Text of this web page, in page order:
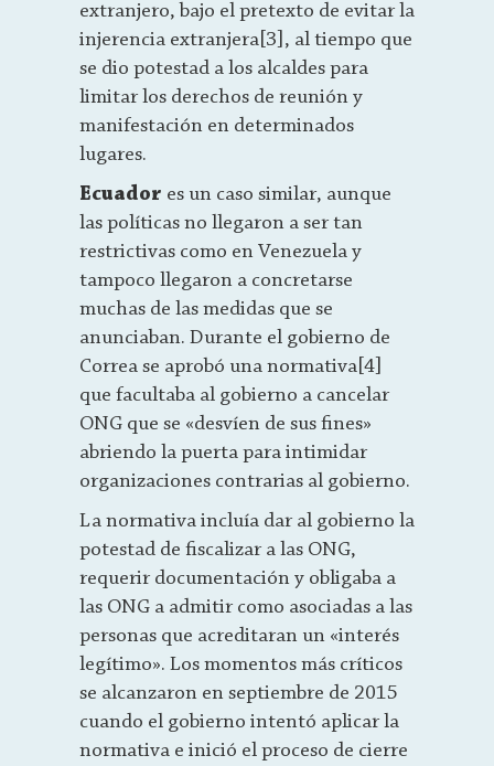
extranjero, bajo el pretexto de evitar la
injerencia extranjera[3], al tiempo que
se dio potestad a los alcaldes para
limitar los derechos de reunión y
manifestación en determinados
lugares.
Ecuador es un caso similar, aunque
las políticas no llegaron a ser tan
restrictivas como en Venezuela y
tampoco llegaron a concretarse
muchas de las medidas que se
anunciaban. Durante el gobierno de
Correa se aprobó una normativa[4]
que facultaba al gobierno a cancelar
ONG que se «desvíen de sus fines»
abriendo la puerta para intimidar
organizaciones contrarias al gobierno.
La normativa incluía dar al gobierno la
potestad de fiscalizar a las ONG,
requerir documentación y obligaba a
las ONG a admitir como asociadas a las
personas que acreditaran un «interés
legítimo». Los momentos más críticos
se alcanzaron en septiembre de 2015
cuando el gobierno intentó aplicar la
normativa e inició el proceso de cierre